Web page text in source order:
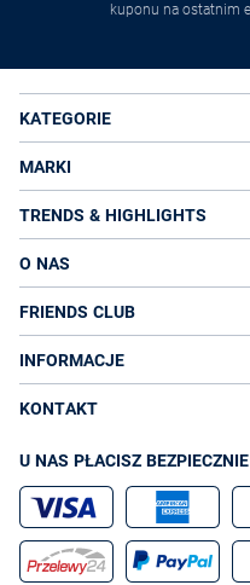
kuponu na ostatnim
KATEGORIE
MARKI
TRENDS & HIGHLIGHTS
O NAS
FRIENDS CLUB
INFORMACJE
KONTAKT
U NAS PŁACISZ BEZPIECZNIE